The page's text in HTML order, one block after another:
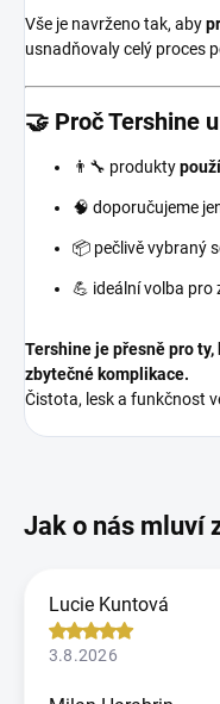
Vše je navrženo tak, aby
usnadňovaly celý proces
🤝 Proč Tershine
👨‍🔧 produkty
🧠 doporučujeme
📦 pečlivě vybraný
💪 ideální volba pro
Tershine je přesně pro
zbytečné komplikace.
Čistota, lesk a funkčnost
Lucie Kuntová
3.8.2026